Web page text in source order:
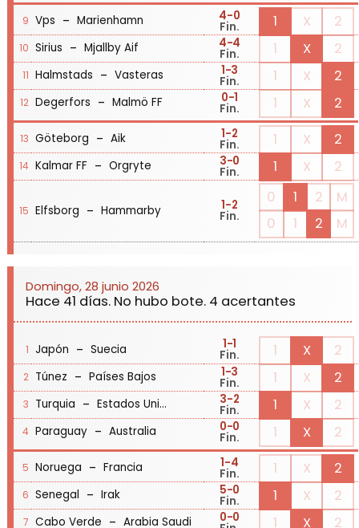
9 Vps - Marienhamn 4-0
Fin. 1 X 2
10 Sirius - Mjallby Aif 4-4
Fin. 1 X 2
11 Halmstads - Vasteras 1-3
Fin. 1 X 2
12 Degerfors - Malmö FF 0-1
Fin. 1 X 2
13 Göteborg - Aik 1-2
Fin. 1 X 2
14 Kalmar FF - Orgryte 3-0
Fin. 1 X 2
15 Elfsborg - Hammarby 1-2
Fin.
0 1 2
M
0
1 2 M
Domingo, 28 junio 2026
Hace 41 días. No hubo bote. 4 acertantes
1 Japón - Suecia 1-1
Fin. 1 X 2
2 Túnez - Países Bajos 1-3
Fin. 1 X 2
3 Turquia - Estados Unidos 3-2
Fin. 1 X 2
4 Paraguay - Australia 0-0
Fin. 1 X 2
5 Noruega - Francia 1-4
Fin. 1 X 2
6 Senegal - Irak 5-0
Fin. 1 X 2
7 Cabo Verde - Arabia Saudi 0-0 1 X 2